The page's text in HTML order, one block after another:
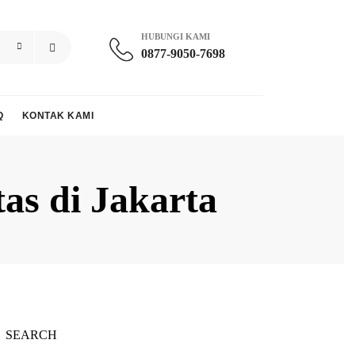
HUBUNGI KAMI
0877-9050-7698
KONTAK KAMI
di Jakarta
SEARCH